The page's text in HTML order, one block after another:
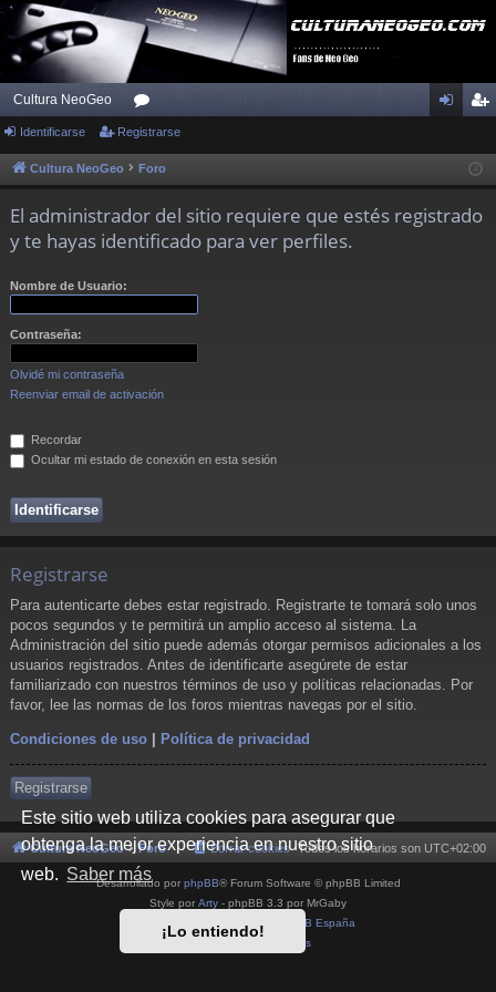
Este sitio web utiliza cookies para asegurar que
obtenga la mejor experiencia en nuestro sitio
web. Saber más
¡Lo entiendo!
Cultura NeoGeo
or
os ist
Identificarse Registrarse
Cultura NeoGeo Foro
El administrador del sitio requiere que estés registrado
y te hayas identificado para ver perfiles.
Nombre de Usuario:
Contraseña:
Olvidé mi contraseña
Reenviar email de activación
Recordar
Ocultar mi estado de conexión en esta sesión
Registrarse
Para autenticarte debes estar registrado. Registrarte te tomará solo unos
pocos segundos y te permitirá un amplio acceso al sistema. La
Administración del sitio puede además otorgar permisos adicionales a los
usuarios registrados. Antes de identificarte asegúrete de estar
familiarizado con nuestros términos de uso y políticas relacionadas. Por
favor, lee las normas de los foros mientras navegas por el sitio.
Condiciones de uso Política de privacidad
Registrarse
Cultura NeoGeo Foro Todos los horarios son UTC+02:00
Borrar cookies
Desarrollado por phpBB® Forum Software © phpBB Limited
Style por Arty - phpBB 3.3 por MrGaby
phpBB España
Condiciones